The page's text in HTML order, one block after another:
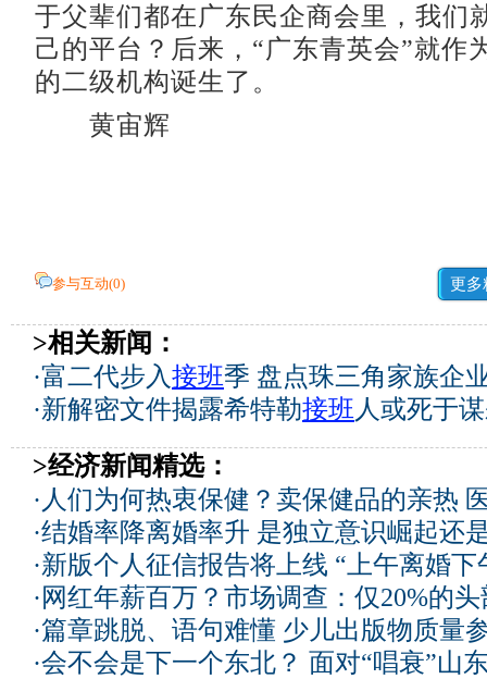
于父辈们都在广东民企商会里，我们
己的平台？后来，“广东青英会”就作
的二级机构诞生了。
黄宙辉
参与互动(0) 更多
>相关新闻：
·富二代步入接班季 盘点珠三角家族企
·新解密文件揭露希特勒接班人或死于
>经济新闻精选：
· 人们为何热衷保健？卖保健品的亲热
·结婚率降离婚率升 是独立意识崛起还
·新版个人征信报告将上线 “上午离婚下
· 网红年薪百万？市场调查：仅20%的
·篇章跳脱、语句难懂 少儿出版物质量
·会不会是下一个东北？ 面对“唱衰”山